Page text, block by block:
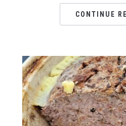
CONTINUE